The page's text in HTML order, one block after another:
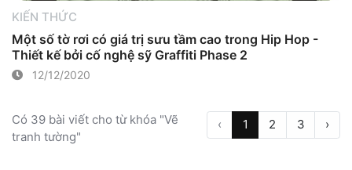
KIẾN THỨC
Một số tờ rơi có giá trị sưu tầm cao trong Hip Hop -
Thiết kế bởi cố nghệ sỹ Graffiti Phase 2
12/12/2020
Có 39 bài viết cho từ khóa "Vẽ
tranh tường"
‹ 1 2 3 ›